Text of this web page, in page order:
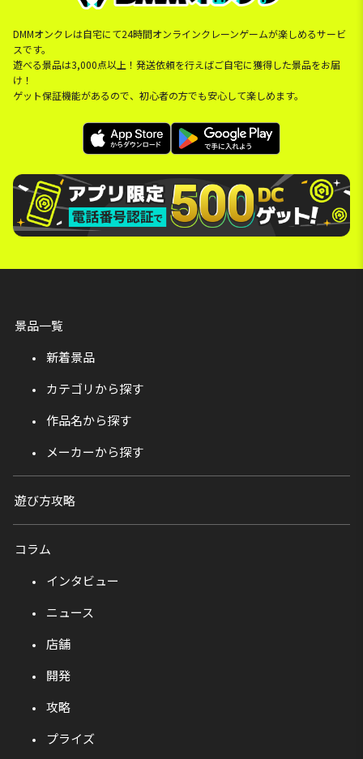
DMMオンクレは自宅にて24時間オンラインクレーンゲームが楽しめるサービ
スです。
遊べる景品は3,000点以上！発送依頼を行えばご自宅に獲得した景品をお届
け！
ゲット保証機能があるので、初心者の方でも安心して楽しめます。
景品一覧
新着景品
カテゴリから探す
作品名から探す
メーカーから探す
遊び方攻略
コラム
インタビュー
ニュース
店舗
開発
攻略
プライズ